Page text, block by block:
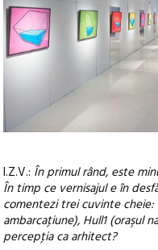
I.Z.V.: În primul rând, este
În timp ce vernisajul e în
comentezi trei cuvinte cheie:
ambarcaţiune), Hull1 (oraşul
percepţia ca arhitect?